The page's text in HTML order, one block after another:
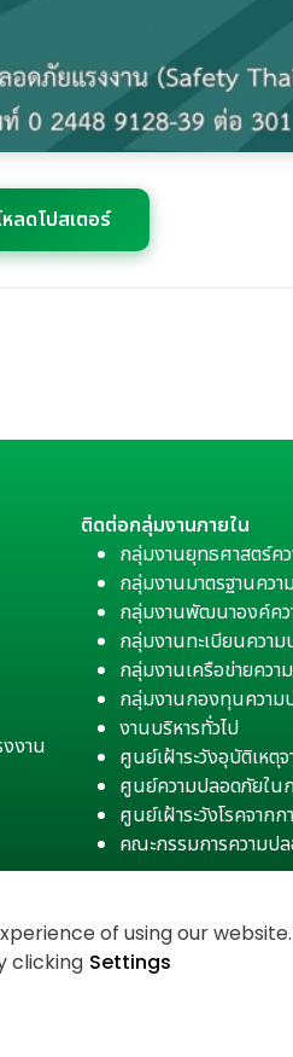
ลดโปสเตอร์
งาน
ติดต่อกลุ่มงานภายใน
กลุ่มงานยุทธศาสตร์ค
กลุ่มงานมาตรฐานคว
กลุ่มงานพัฒนาองค์คว
กลุ่มงานทะเบียนควา
กลุ่มงานเครือข่ายควา
กลุ่มงานกองทุนความ
งานบริหารทั่วไป
ศูนย์เฝ้าระวังอุบัติเหตุ
ศูนย์ความปลอดภัยใน
ศูนย์เฝ้าระวังโรคจากก
คณะกรรมการความป
of using our
clicking Settings